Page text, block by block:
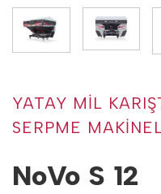
YATAY MİL
SERPME
NoVo S 12